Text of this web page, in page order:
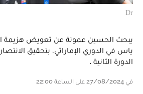
Dr
يبحث الحسين عموتة عن تعويض هزيمة
ياس في الدوري الإماراتي، بتحقيق
الدورة الثانية .
في 27/08/2024 على الساعة 22:00